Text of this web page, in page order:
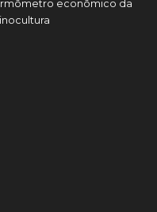
econômico da